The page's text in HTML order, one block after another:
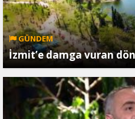
GÜNDEM
İzmit’e damga vuran